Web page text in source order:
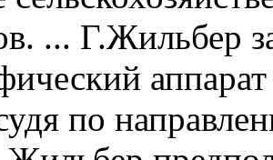
... Г.Жильбер
по